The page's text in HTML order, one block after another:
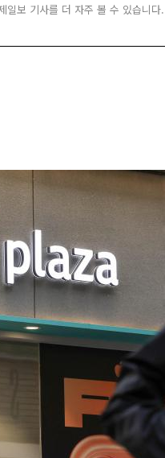
일보 기사를 더 자주 볼 수 있습니다.